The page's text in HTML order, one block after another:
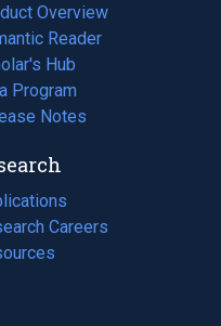
Overview
Reader
Hub
Program
Notes
Careers